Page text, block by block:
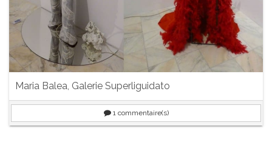
Maria Balea, Galerie Superliguidato
1commentaire(s)